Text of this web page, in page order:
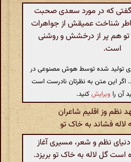
که در مورد سعدی صحبت
خاطر شناخت عمیقش از جواهرات
هم پر از درخشش و روشنی
است.
تولید شده توسط هوش مصنوعی در
اگر این متن به نظرتان نادرست است
آن را ویرایشکنید.
نظم وز اقلیم شاعران
لاله فشاند به خاک تو
نظم و شعر، مسیری آغاز
گل لاله به خاک تو بریزد.